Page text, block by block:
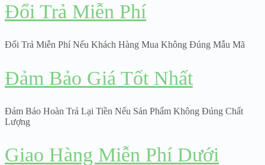
Đổi Trả Miễn Phí
Đổi Trả Miễn Phí Nếu Khách Hàng Mua Không Đúng Mẫu Mã
Đảm Bảo Giá Tốt Nhất
Đảm Bảo Hoàn Trả Lại Tiền Nếu Sản Phẩm Không Đúng Chất
Lượng
Giao Hàng Miễn Phí Dưới